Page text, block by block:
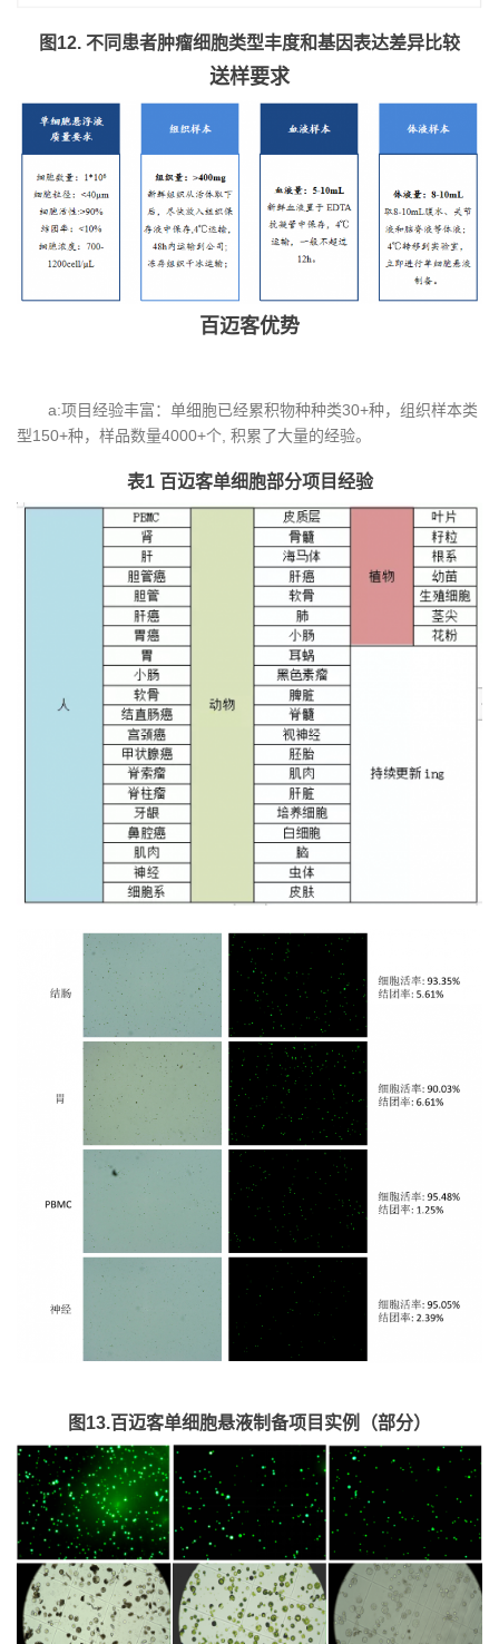
图12. 不同患者肿瘤细胞类型丰度和基因表达差异比较
送样要求
百迈客优势
a:项目经验丰富：单细胞已经累积物种种类30+种，组织样本类
型150+种，样品数量4000+个, 积累了大量的经验。
表1 百迈客单细胞部分项目经验
图13.百迈客单细胞悬液制备项目实例（部分）